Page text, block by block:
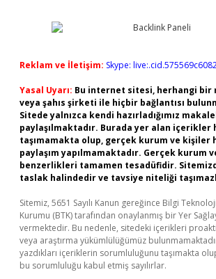
Reklam ve İletişim: Skype:
Yasal Uyarı: Bu internet sitesi, herhangi bir
veya şahıs şirketi ile hiçbir bağlantısı
Sitede yalnızca kendi hazırladığımız
paylaşılmaktadır. Burada yer alan içerikler
taşımamakta olup, gerçek kurum ve kişiler
paylaşım yapılmamaktadır. Gerçek kurum
benzerlikleri tamamen tesadüfidir.
taslak halindedir ve tavsiye niteliği
Sitemiz, 5651 Sayılı Kanun gereğince Bilgi
Kurumu (BTK) tarafından onaylanmış bir Yer
vermektedir. Bu nedenle, sitedeki içerikleri
veya araştırma yükümlülüğümüz
yazdıkları içeriklerin sorumluluğunu taşımakta
bu sorumluluğu kabul etmiş sayılırlar.